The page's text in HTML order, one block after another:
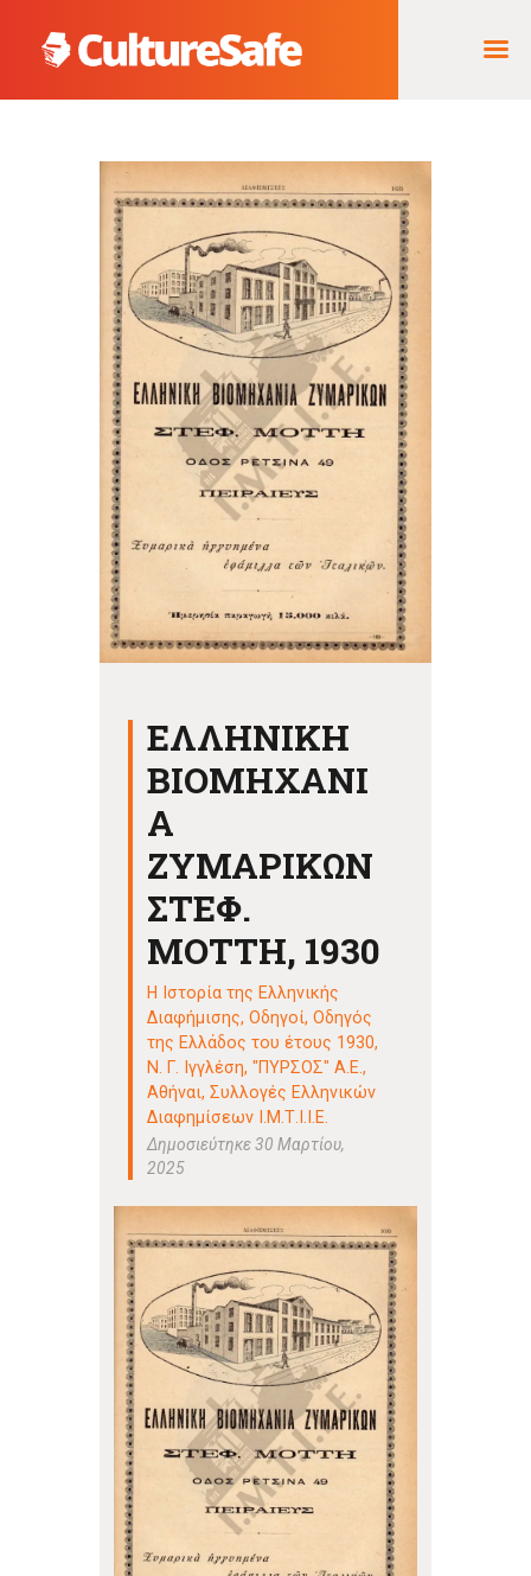
ΑΡΧΙΚΉ
ΦΟΡΈΑΣ ΥΛΟΠΟΊΗΣΗΣ
& ΈΡΓΑ
ΘΗΣΑΥΡΌΣ
ΤΕΚΜΗΡΊΩΝ
ΕΛΛΗΝΙΚΗ
ΒΙΟΜΗΧΑΝΙ
Α
ΖΥΜΑΡΙΚΩΝ
ΣΤΕΦ.
ΜΟΤΤΗ, 1930
Η Ιστορία της Ελληνικής
Διαφήμισης,Οδηγοί,Οδηγός
της Ελλάδος του έτους 1930,
Ν. Γ. Ιγγλέση, "ΠΥΡΣΟΣ" Α.Ε.,
Αθήναι,Συλλογές Ελληνικών
Διαφημίσεων Ι.Μ.Τ.Ι.Ι.Ε.
Δημοσιεύτηκε 30 Μαρτίου,
2025